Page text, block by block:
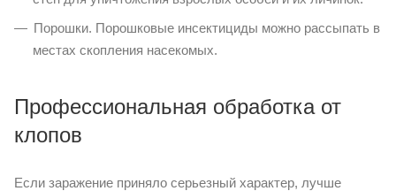
Порошки. Порошковые инсектициды можно рассыпать в
местах скопления насекомых.
Профессиональная обработка от
клопов
Если заражение приняло серьезный характер, лучше